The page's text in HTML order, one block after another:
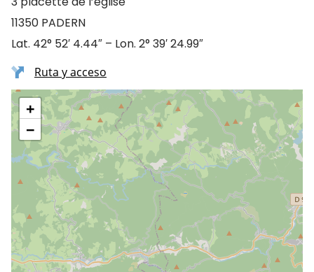
11350 PADERN
Lat. 42° 52′ 4.44″ – Lon. 2° 39′ 24.99″
Ruta y acceso
+
−